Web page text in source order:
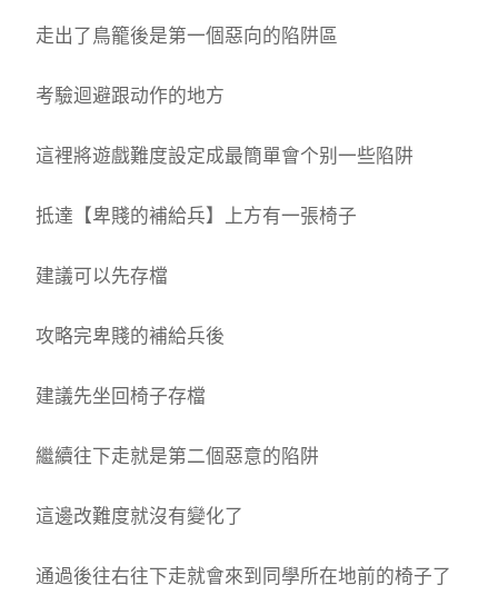
走出了鳥籠後是第一個惡向的陷阱區
考驗迴避跟动作的地方
這裡將遊戲難度設定成最簡單會个别一些陷阱
抵達【卑賤的補給兵】上方有一張椅子
建議可以先存檔
攻略完卑賤的補給兵後
建議先坐回椅子存檔
繼續往下走就是第二個惡意的陷阱
這邊改難度就沒有變化了
通過後往右往下走就會來到同學所在地前的椅子了